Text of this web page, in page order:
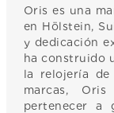
Oris es una
en Hölstein,
y dedicación
ha construido
la relojería
marcas,
pertenecer a